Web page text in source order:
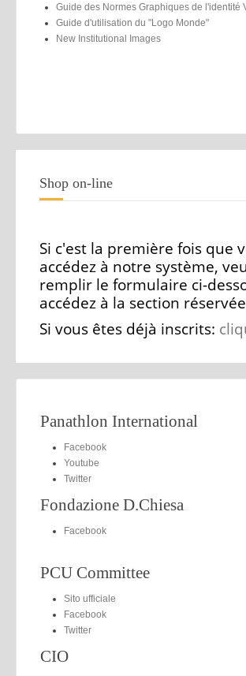
Guide des Normes Graphiques de l'identité
Guide d'utilisation du "Logo Monde"
New Institutional Images
Shop on-line
Si c'est la première fois que
accédez à notre système,
remplir le formulaire ci-
accédez à la section
Si vous êtes déjà inscrits:
Panathlon International
Facebook
Youtube
Twitter
Fondazione D.Chiesa
Facebook
PCU Committee
Sito ufficiale
Facebook
Twitter
CIO